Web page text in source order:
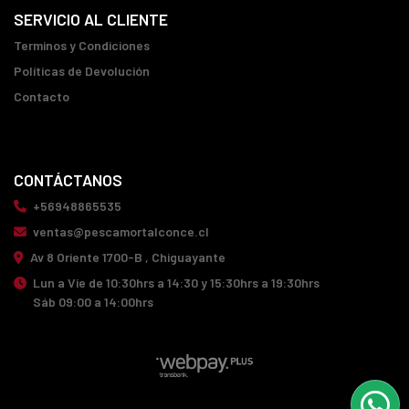
SERVICIO AL CLIENTE
Terminos y Condiciones
Políticas de Devolución
Contacto
CONTÁCTANOS
+56948865535
ventas@pescamortalconce.cl
Av 8 Oriente 1700-B , Chiguayante
Lun a Vie de 10:30hrs a 14:30 y 15:30hrs a 19:30hrs
Sáb 09:00 a 14:00hrs